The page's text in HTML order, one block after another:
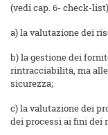
(vedi cap. 6- check-
a) la valutazione dei
b) la gestione dei
rintracciabilità, ma
sicurezza;
c) la valutazione dei
dei processi ai fini dei